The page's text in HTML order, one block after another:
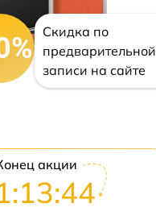
Скидка по
предварительной
записи на сайте
акции